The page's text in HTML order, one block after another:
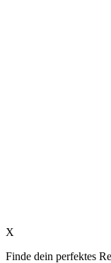
X
Finde dein perfektes